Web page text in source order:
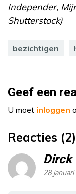
Independer,
Shutterstock)
bezichtigen
Geef een
U moet inloggen
Reacties (2)
Dirck
28